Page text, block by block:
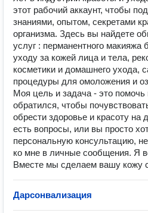
этот рабочий аккаунт, чтобы
знаниями, опытом, секретами
организма. Здесь вы найдете
услуг : перманентного макияжа
уходу за кожей лица и тела,
косметики и домашнего ухода,
процедуры для омоложения и
Моя цель и задача - это помочь
обратился, чтобы
обрести здоровье и красоту на
есть вопросы, или вы просто
персональную консультацию,
ко мне в личные сообщения. Я
Вместе мы сделаем вашу кожу
Дарсонвализация